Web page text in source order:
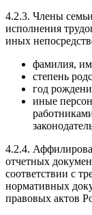
4.2.3. Члены
исполнения
иных
фамилия,
степень
год
иные
4.2.4.
отчетных
соответствии с
нормативных
правовых актов